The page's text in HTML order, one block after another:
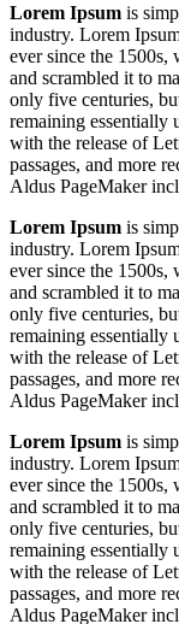
Lorem Ipsum is
industry. Lorem
ever since the
and scrambled it to
only five centuries,
remaining essentially
with the release of
passages, and more
Aldus PageMaker
Lorem Ipsum is
industry. Lorem
ever since the
and scrambled it to
only five centuries,
remaining essentially
with the release of
passages, and more
Aldus PageMaker
Lorem Ipsum is
industry. Lorem
ever since the
and scrambled it to
only five centuries,
remaining essentially
with the release of
passages, and more
Aldus PageMaker